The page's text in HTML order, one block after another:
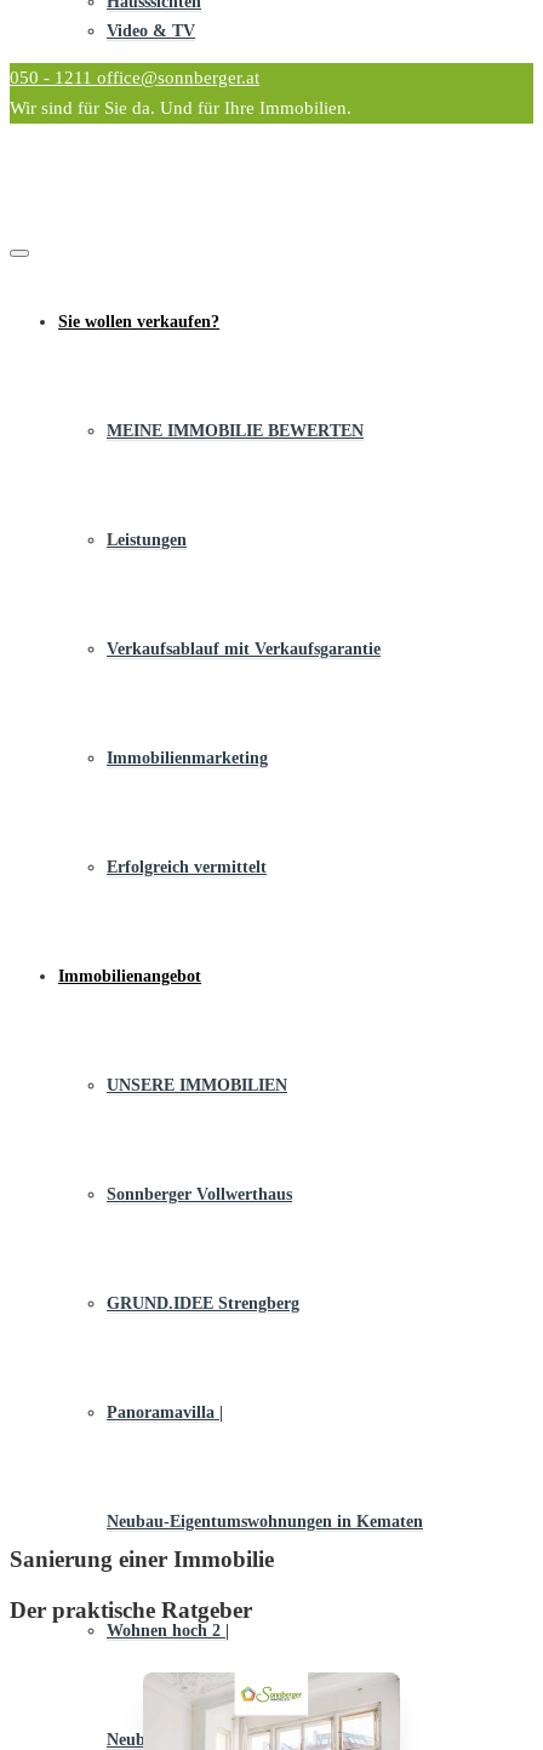
Video & TV
050 - 1211 office@sonnberger.at
Wir sind für Sie da. Und für Ihre Immobilien.
Sie wollen verkaufen?
MEINE IMMOBILIE BEWERTEN
Leistungen
Verkaufsablauf mit Verkaufsgarantie
Immobilienmarketing
Erfolgreich vermittelt
Immobilienangebot
UNSERE IMMOBILIEN
Sonnberger Vollwerthaus
GRUND.IDEE Strengberg
Panoramavilla |
Neubau-Eigentums­­wohnungen in Kematen
Wohnen hoch 2 |
Neubau-Eigentumswohnungen in Steyr
Sanierung einer Immobilie
Der praktische Ratgeber